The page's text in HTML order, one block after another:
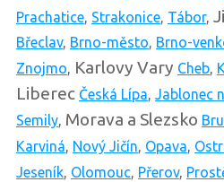
Prachatice, Strakonice, Tábor,
Břeclav, Brno-město, Brno-
Znojmo, Karlovy Vary Cheb,
Liberec Česká Lípa, Jablonec
Semily, Morava a Slezsko
Karviná, Nový Jičín, Opava,
Jeseník, Olomouc, Přerov,